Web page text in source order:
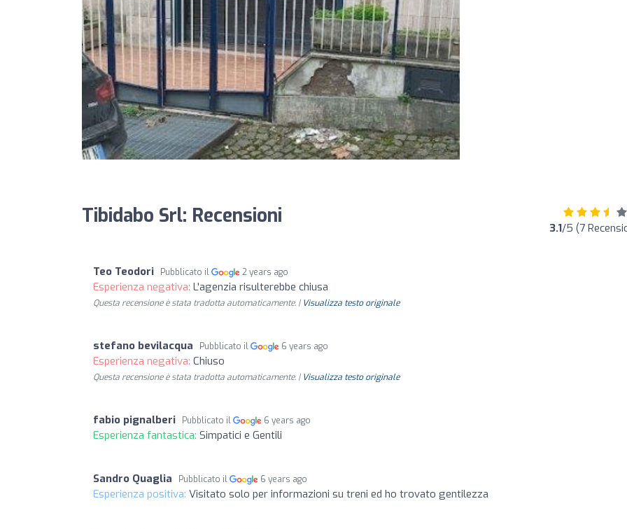
Tibidabo Srl: Recensioni 3.1/5 (7
Teo Teodori Pubblicato il 2 years ago
Esperienza negativa: L'agenzia risulterebbe chiusa
Questa recensione è stata tradotta automaticamente. | Visualizza testo originale
stefano bevilacqua Pubblicato il 6 years ago
Esperienza negativa: Chiuso
Questa recensione è stata tradotta automaticamente. | Visualizza testo originale
fabio pignalberi Pubblicato il 6 years ago
Esperienza fantastica: Simpatici e Gentili
Sandro Quaglia Pubblicato il 6 years ago
Esperienza positiva: Visitato solo per informazioni su treni ed ho trovato gentilezza